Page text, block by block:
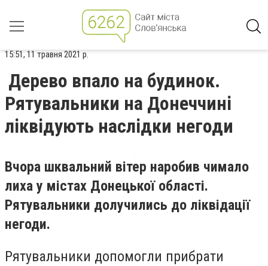
15:51, 11 травня 2021 р.
Дерево впало на будинок.
Рятувальники на Донеччині
ліквідують наслідки негоди
Вчора шквальний вітер наробив чимало
лиха у містах Донецької області.
Рятувальники долучились до ліквідації
негоди.
Рятувальники допомогли прибрати